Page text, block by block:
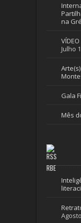
na
VÍDEO
Julho
Gala
Mês
RBE